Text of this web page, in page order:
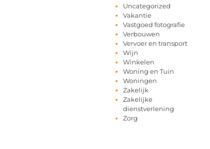
Uncategorized
Vakantie
Vastgoed fotografie
Verbouwen
Vervoer en transport
Wijn
Winkelen
Woning en Tuin
Woningen
Zakelijk
Zakelijke
dienstverlening
Zorg